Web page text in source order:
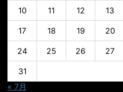
10 11 12 13
17 18 19 20
24 25 26 27
31
« 7月